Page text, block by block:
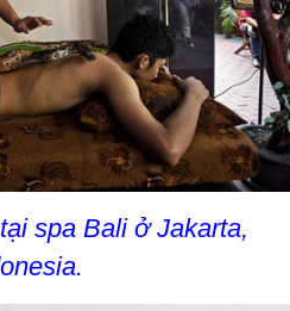
spa Bali ở Jakarta,